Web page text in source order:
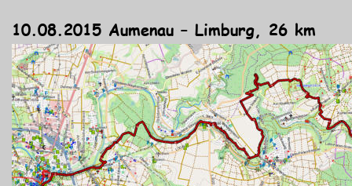
10.08.2015 Aumenau – Limburg, 26 km